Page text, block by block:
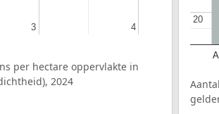
3
3 4
4
per hectare oppervlakte in
2024
20
20